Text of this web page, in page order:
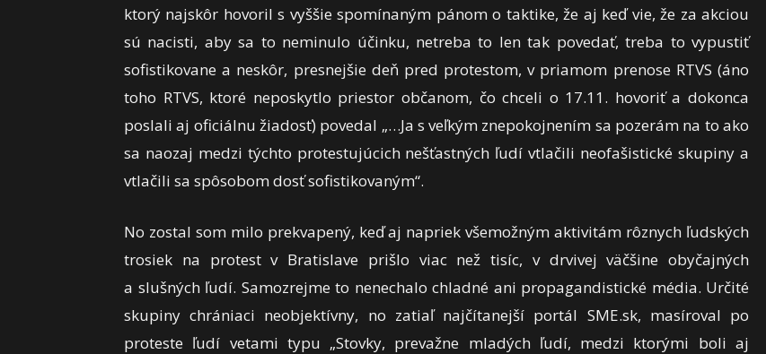
ktorý najskôr hovoril s vyššie spomínaným pánom o taktike, že aj keď vie, že za akciou
sú nacisti, aby sa to neminulo účinku, netreba to len tak povedať, treba to vypustiť
sofistikovane a neskôr, presnejšie deň pred protestom, v priamom prenose RTVS (áno
toho RTVS, ktoré neposkytlo priestor občanom, čo chceli o 17.11. hovoriť a dokonca
poslali aj oficiálnu žiadosť) povedal „…Ja s veľkým znepokojnením sa pozerám na to ako
sa naozaj medzi týchto protestujúcich nešťastných ľudí vtlačili neofašistické skupiny a
vtlačili sa spôsobom dosť sofistikovaným“.
No zostal som milo prekvapený, keď aj napriek všemožným aktivitám rôznych ľudských
trosiek na protest v Bratislave prišlo viac než tisíc, v drvivej väčšine obyčajných
a slušných ľudí. Samozrejme to nenechalo chladné ani propagandistické média. Určité
skupiny chrániaci neobjektívny, no zatiaľ najčítanejší portál SME.sk, masíroval po
proteste ľudí vetami typu „Stovky, prevažne mladých ľudí, medzi ktorými boli aj